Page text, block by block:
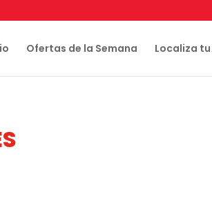
Ofertas de la Semana Localiza